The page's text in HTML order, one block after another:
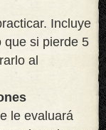
Incluye
que si pierde 5
al
le evaluará